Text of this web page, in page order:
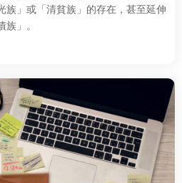
族」或「清貧族」的存在，甚至延伸
」。